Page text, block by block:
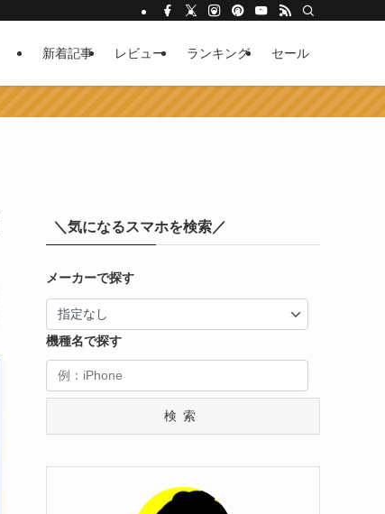
新着記事 レビュー ランキング セール
＼気になるスマホを検索／
メーカーで探す
機種名で探す
検索